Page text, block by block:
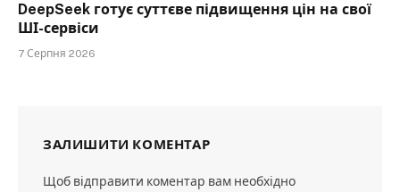
DeepSeek готує суттєве підвищення цін на свої
ШІ-сервіси
7 Серпня 2026
ЗАЛИШИТИ КОМЕНТАР
Щоб відправити коментар вам необхідно